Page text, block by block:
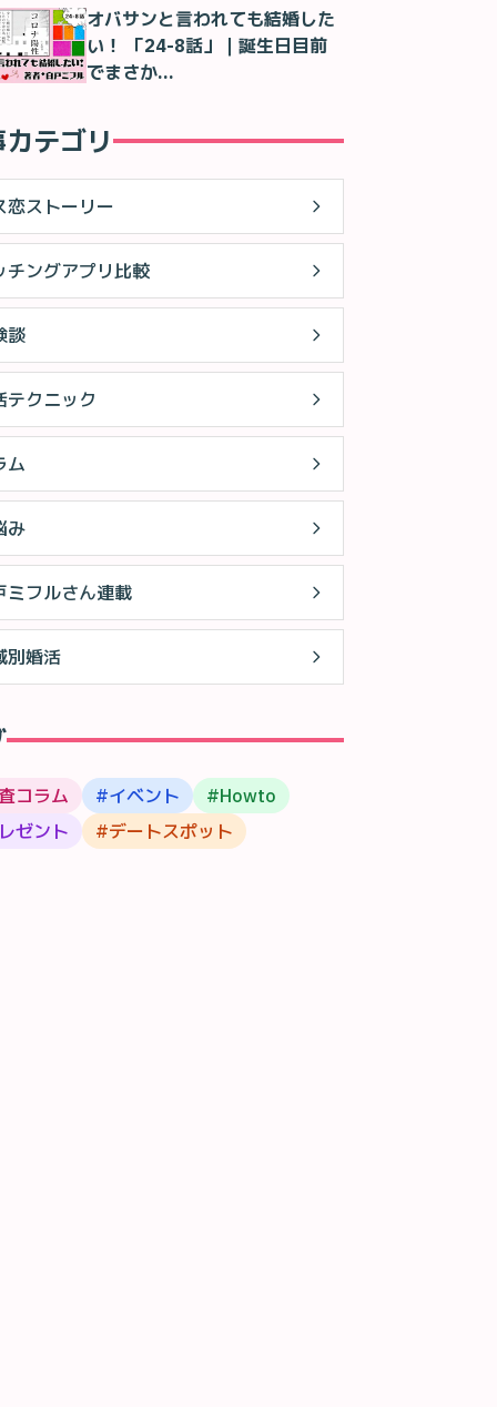
オバサンと言われても結婚した
い！ 「24-8話」｜誕生日目前
でまさか…
テゴリ
恋ストーリー
チングアプリ比較
談
テクニック
ム
み
ミフルさん連載
別婚活
コラム #イベント #Howto
ゼント
#デートスポット